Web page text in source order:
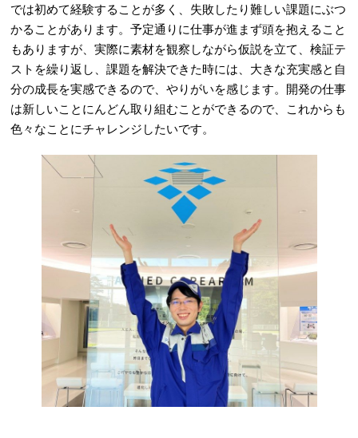
では初めて経験することが多く、失敗したり難しい課題にぶつ
かることがあります。予定通りに仕事が進まず頭を抱えること
もありますが、実際に素材を観察しながら仮説を立て、検証テ
ストを繰り返し、課題を解決できた時には、大きな充実感と自
分の成長を実感できるので、やりがいを感じます。開発の仕事
は新しいことにんどん取り組むことができるので、これからも
色々なことにチャレンジしたいです。